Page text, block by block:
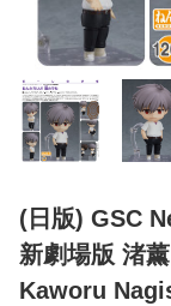
(日版) GSC
新劇場版 渚
Kaworu